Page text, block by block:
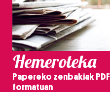
Hemeroteka
Papereko zenbakiak PDF
formatuan